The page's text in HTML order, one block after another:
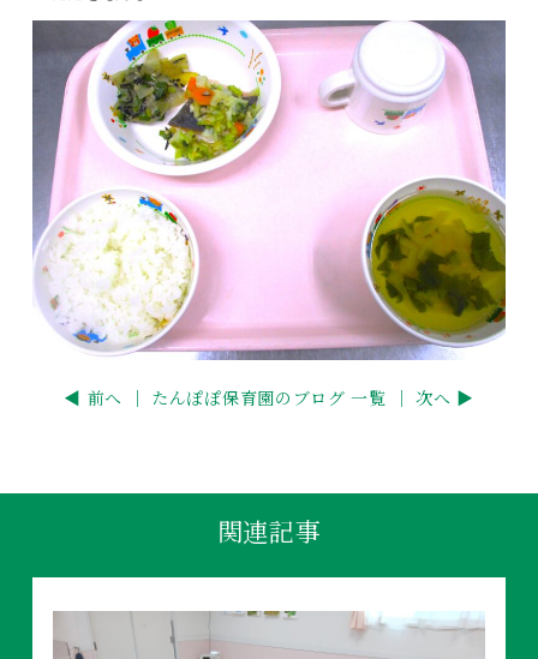
◀ 前へ ｜ たんぽぽ保育園のブログ 一覧 ｜ 次へ ▶
関連記事